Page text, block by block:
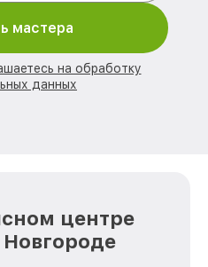
мастера
на обработку
данных
центре